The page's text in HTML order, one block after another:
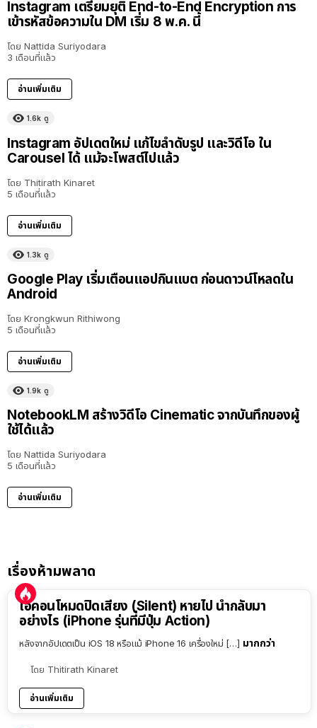
Instagram เตรียมยุติ End-to-End Encryption การ
เข้ารหัสข้อความใน DM เริ่ม 8 พ.ค. นี้
โดย Nattida Suriyodara
3 เดือนที่แล้ว
อ่านเพิ่มเติม
1.6k ดู
Instagram อัปเดตใหม่ แก้ไขลำดับรูป และวิดีโอ ใน
Carousel ได้ แม้จะโพสต์ไปแล้ว
โดย Thitirath Kinaret
5 เดือนที่แล้ว
อ่านเพิ่มเติม
1.3k ดู
Google Play เริ่มเตือนแอปกินแบต ก่อนดาวน์โหลดใน
Android
โดย Krongkwun Rithiwong
5 เดือนที่แล้ว
อ่านเพิ่มเติม
1.9k ดู
NotebookLM สร้างวิดีโอ Cinematic จากบันทึกของผู้
ใช้ได้แล้ว
โดย Nattida Suriyodara
5 เดือนที่แล้ว
อ่านเพิ่มเติม
เรื่องห้ามพลาด
ไอคอนโหมดปิดเสียง (Silent) หายไป นำกลับมา
อย่างไร (iPhone รุ่นที่มีปุ่ม Action)
หลังจากอัปเดตเป็น iOS 18 หรือแม้ iPhone 16 เครื่องใหม่ […] มากกว่า
โดย Thitirath Kinaret
อ่านเพิ่มเติม